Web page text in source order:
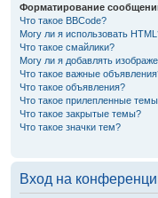
Форматирование
Что такое BBCode?
Могу ли я использовать
Что такое смайлики?
Могу ли я добавлять
Что такое важные
Что такое объявления?
Что такое прилепленные
Что такое закрытые темы?
Что такое значки тем?
Вход на